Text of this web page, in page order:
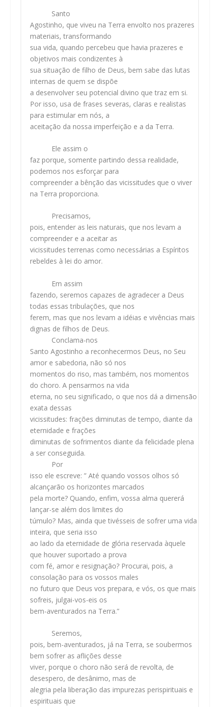
Santo
Agostinho, que viveu na Terra envolto nos prazeres
materiais, transformando
sua vida, quando percebeu que havia prazeres e
objetivos mais condizentes à
sua situação de filho de Deus, bem sabe das lutas
internas de quem se dispõe
a desenvolver seu potencial divino que traz em si.
Por isso, usa de frases severas, claras e realistas
para estimular em nós, a
aceitação da nossa imperfeição e a da Terra.
Ele assim o
faz porque, somente partindo dessa realidade,
podemos nos esforçar para
compreender a bênção das vicissitudes que o viver
na Terra proporciona.
Precisamos,
pois, entender as leis naturais, que nos levam a
compreender e a aceitar as
vicissitudes terrenas como necessárias a Espíritos
rebeldes à lei do amor.
Em assim
fazendo, seremos capazes de agradecer a Deus
todas essas tribulações, que nos
ferem, mas que nos levam a idéias e vivências mais
dignas de filhos de Deus.
Conclama-nos
Santo Agostinho a reconhecermos Deus, no Seu
amor e sabedoria, não só nos
momentos do riso, mas também, nos momentos
do choro. A pensarmos na vida
eterna, no seu significado, o que nos dá a dimensão
exata dessas
vicissitudes: frações diminutas de tempo, diante da
eternidade e frações
diminutas de sofrimentos diante da felicidade plena
a ser conseguida.
Por
isso ele escreve:” Até quando vossos olhos só
alcançarão os horizontes marcados
pela morte? Quando, enfim, vossa alma quererá
lançar-se além dos limites do
túmulo? Mas, ainda que tivésseis de sofrer uma vida
inteira, que seria isso
ao lado da eternidade de glória reservada àquele
que houver suportado a prova
com fé, amor e resignação? Procurai, pois, a
consolação para os vossos males
no futuro que Deus vos prepara, e vós, os que mais
sofreis, julgai-vos-eis os
bem-aventurados na Terra.”
Seremos,
pois, bem-aventurados, já na Terra, se soubermos
bem sofrer as aflições desse
viver, porque o choro não será de revolta, de
desespero, de desânimo, mas de
alegria pela liberação das impurezas perispirituais e
espirituais que